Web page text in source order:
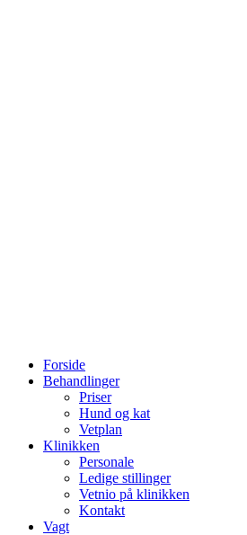
Forside
Behandlinger
Priser
Hund og kat
Vetplan
Klinikken
Personale
Ledige stillinger
Vetnio på klinikken
Kontakt
Vagt